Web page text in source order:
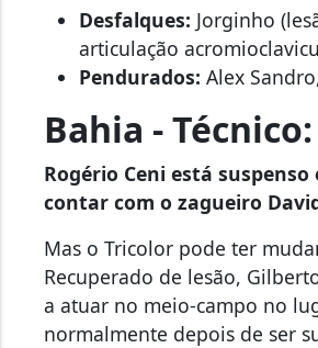
Desfalques: Jorginho
articulação
Pendurados: Alex
Bahia -
Rogério Ceni está
contar com o zagueiro
Mas o Tricolor pode ter
Recuperado de lesão,
a atuar no meio-campo no
normalmente depois de ser